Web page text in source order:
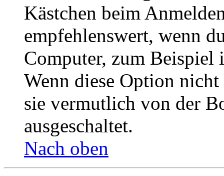
Kästchen beim
empfehlenswert, wenn
Computer, zum Beispiel
Wenn diese Option
sie vermutlich von der
ausgeschaltet.
Nach oben